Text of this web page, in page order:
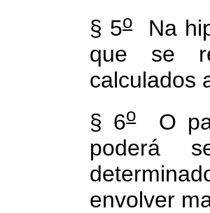
§ 5oNa
que se
calculados
§ 6oO
poderá
envolver